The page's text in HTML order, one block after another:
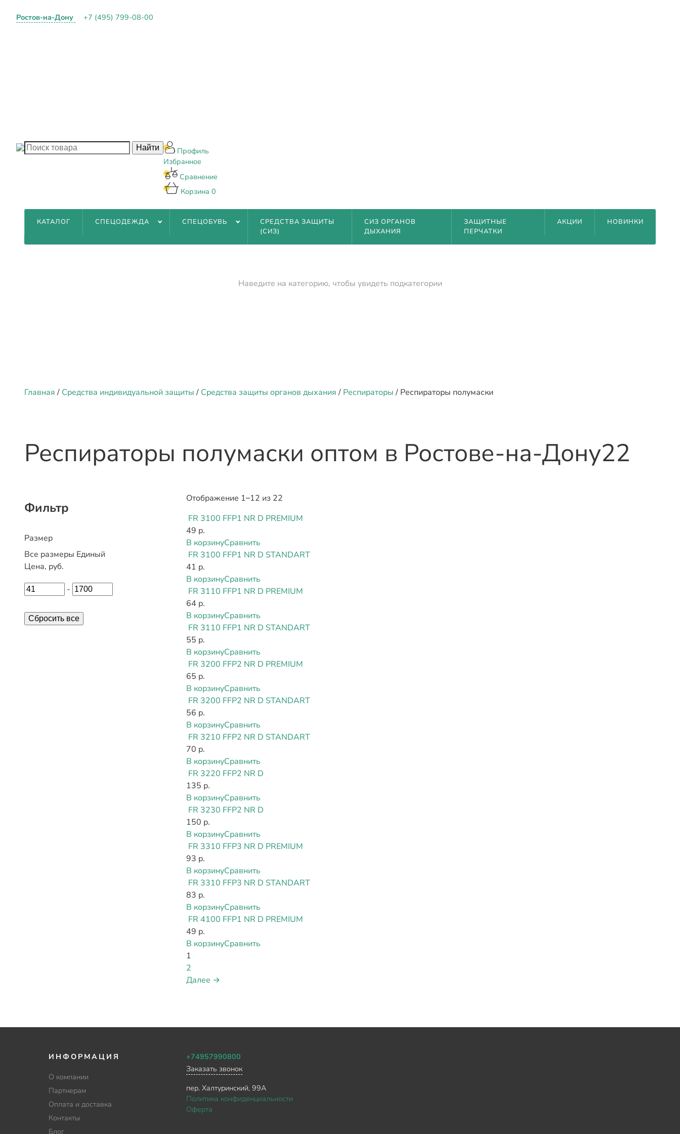
Ростов-на-Дону +7 (495) 799-08-00
Профиль
Избранное
Сравнение
Корзина 0
КАТАЛОГ СПЕЦОДЕЖДА СПЕЦОБУВЬ
СРЕДСТВА ЗАЩИТЫ
(СИЗ)
СИЗ ОРГАНОВ
ДЫХАНИЯ
ЗАЩИТНЫЕ
ПЕРЧАТКИ
АКЦИИ НОВИНКИ
Наведите на категорию, чтобы увидеть подкатегории
Главная/ Средства индивидуальной защиты/ Средства защиты органов дыхания/ Респираторы/ Респираторы полумаски
Респираторы полумаски оптом в Ростове-на-Дону22
Фильтр
Размер
Все размеры Единый
Цена, руб.
-
Сбросить все
Отображение 1–12 из 22
FR 3100 FFP1 NR D PREMIUM
49 р.
В корзинуСравнить
FR 3100 FFP1 NR D STANDART
41 р.
В корзинуСравнить
FR 3110 FFP1 NR D PREMIUM
64 р.
В корзинуСравнить
FR 3110 FFP1 NR D STANDART
55 р.
В корзинуСравнить
FR 3200 FFP2 NR D PREMIUM
65 р.
В корзинуСравнить
FR 3200 FFP2 NR D STANDART
56 р.
В корзинуСравнить
FR 3210 FFP2 NR D STANDART
70 р.
В корзинуСравнить
FR 3220 FFP2 NR D
135 р.
В корзинуСравнить
FR 3230 FFP2 NR D
150 р.
В корзинуСравнить
FR 3310 FFP3 NR D PREMIUM
93 р.
В корзинуСравнить
FR 3310 FFP3 NR D STANDART
83 р.
В корзинуСравнить
FR 4100 FFP1 NR D PREMIUM
49 р.
В корзинуСравнить
1
2
Далее →
ИНФОРМАЦИЯ
О компании
Партнерам
Оплата и доставка
Контакты
Блог
+74957990800
Заказать звонок
пер. Халтуринский, 99А
Политика конфиденциальности
Оферта